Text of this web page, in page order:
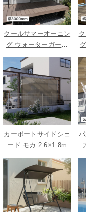
クールサマーオーニン
グ ウォーターガード
ベージュ 3000
カーポートサイドシェ
ード モカ 2.6×1.8m